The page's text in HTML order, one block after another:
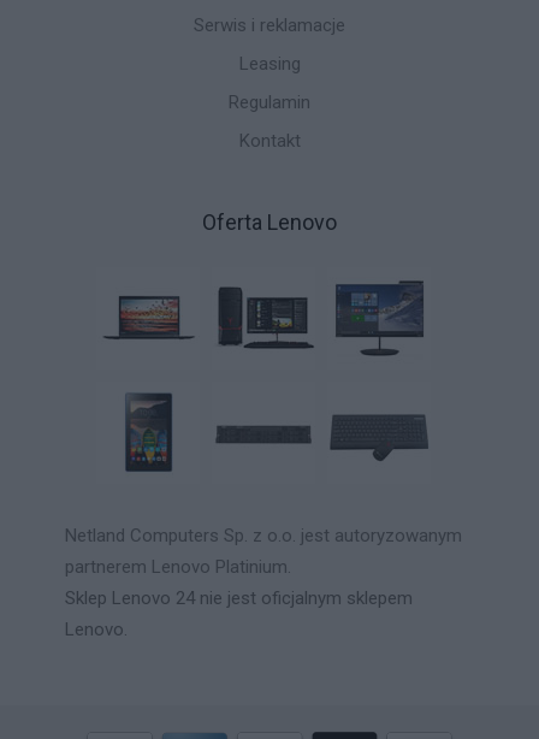
Serwis i reklamacje
Leasing
Regulamin
Kontakt
Oferta Lenovo
Netland Computers Sp. z o.o. jest autoryzowanym
partnerem Lenovo Platinium.
Sklep Lenovo 24 nie jest oficjalnym sklepem
Lenovo.